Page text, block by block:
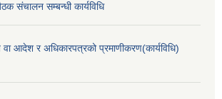
संचालन सम्बन्धी कार्यविधि
वा आदेश र अधिकारपत्रको प्रमाणीकरण(कार्यविधि)